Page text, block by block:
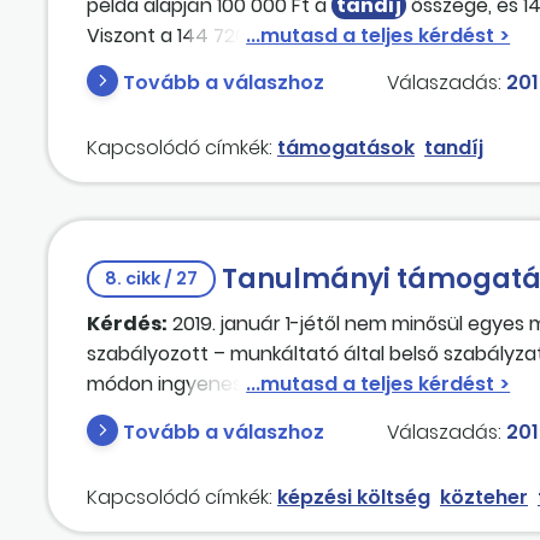
Viszont a 144 720 Ft nettó összege 96 239 Ft.
Tovább a válaszhoz
Válaszadás:
Kapcsolódó címkék: támogatások tandíj
8. cikk / 27 Tanulmányi
Kérdés: 2019. január 1-jétől nem minősül
szabályozott – munkáltató által belső
módon ingyenesen vagy kedvezményesen
Intézményünk tanulmányi szerződést kötött
megtéríti a munkavállaló helyett. Az oktatási
egészségügyi hozzájárulást és a személyi
Tovább a válaszhoz Válaszadás:
Kapcsolódó címkék: képzési költség közteher